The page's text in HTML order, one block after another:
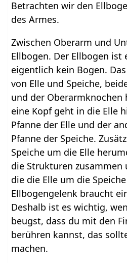
Betrachten wir den
des Armes.
Zwischen Oberarm und
Ellbogen. Der Ellbogen ist
eigentlich kein Bogen.
von Elle und Speiche,
und der Oberarmknochen
eine Kopf geht in die Elle
Pfanne der Elle und der
Pfanne der Speiche.
Speiche um die Elle
die Strukturen zusammen
die die Elle um die
Ellbogengelenk braucht
Deshalb ist es wichtig,
beugst, dass du mit den
berühren kannst, das
machen.